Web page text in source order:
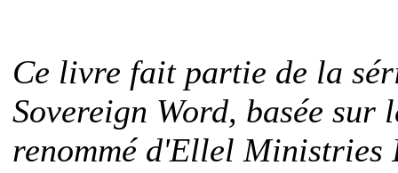
Ce livre fait partie de la
Sovereign Word, basée sur
renommé d'Ellel Ministries